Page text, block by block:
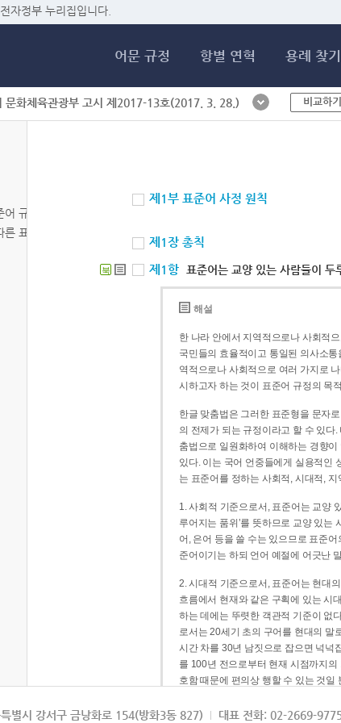
자정부 누리집입니다.
어문 규정 항별 연혁 용례 찾기
문화체육관광부 고시 제2017-13호(2017. 3. 28.) 비교하기
규정
표준어 규정
제1부 표준어 사정 원칙
제1장 총칙
북 제1항 표준어는 교양 있는 사람들이 두
해설
한 나라 안에서 지역적으로나 사회적
국민들의 효율적이고 통일된 의사소
역적으로나 사회적으로 여러 가지로
시하고자 하는 것이 표준어 규정의 목
한글 맞춤법은 그러한 표준형을 문자
의 전제가 되는 규정이라고 할 수 있다
춤법으로 일원화하여 이해하는 경향
있다. 이는 국어 언중들에게 실용적인
는 표준어를 정하는 사회적, 시대적,
1. 사회적 기준으로서, 표준어는 교양
루어지는 품위’를 뜻하므로 교양 있는
어, 은어 등을 쓸 수는 있으므로 표준
준어이기는 하되 언어 예절에 어긋난
2. 시대적 기준으로서, 표준어는 현대
흐름에서 현재와 같은 구획에 있는 시
하는 데에는 뚜렷한 객관적 기준이 없
로서는 20세기 초의 구어를 현대의 말
시간 차를 30년 남짓으로 잡으면 넉넉
를 100년 전으로부터 현재 시점까지의
호함 때문에 편의상 행할 수 있는 것일
3. 지역적 기준으로서, 표준어는 서울
별시 강서구 금낭화로 154(방화3동 827) 대표 전화: 02-2669-